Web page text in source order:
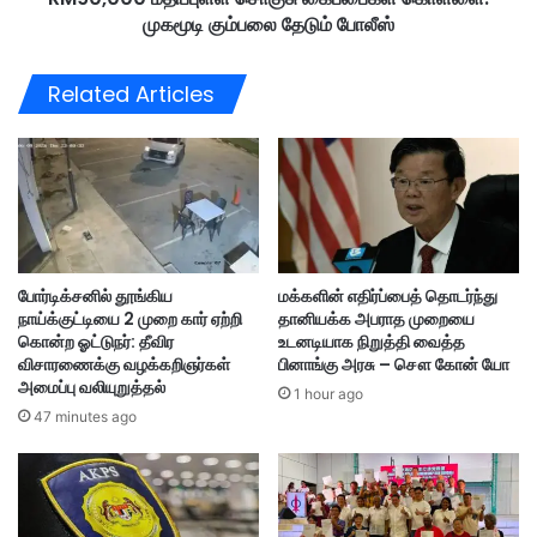
ர்
ஆ
ட
வ
ர்
க
ள்
கை
து
ள
கு
சு
கை
பை
க
ள்
கொ
ள்
ளை
:
மு
க
முகமூடி கும்பலை தேடும் போலீஸ்
Related Articles
போர்டிக்சனில் தூங்கிய
நாய்க்குட்டியை 2 முறை கார் ஏற்றி
கொன்ற ஓட்டுநர்: தீவிர
விசாரணைக்கு வழக்கறிஞர்கள்
அமைப்பு வலியுறுத்தல்
47 minutes ago
மக்களின் எதிர்ப்பைத் தொடர்ந்து
தானியக்க அபராத முறையை
உடனடியாக நிறுத்தி வைத்த
பினாங்கு அரசு – சௌ கோன் யோ
1 hour ago